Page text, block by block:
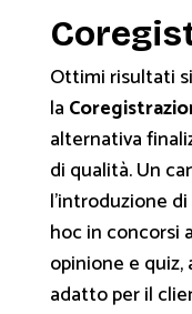
Ottimi risultati
la
alternativa
di qualità. Un
l’introduzione
hoc in concorsi
opinione e
adatto per il